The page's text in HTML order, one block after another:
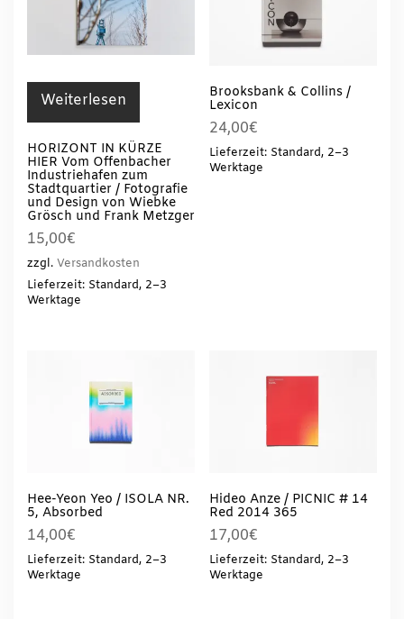
Weiterlesen
HORIZONT IN KÜRZE
HIER Vom Offenbacher
Industriehafen zum
Stadtquartier / Fotografie
und Design von Wiebke
Grösch und Frank Metzger
15,00€
zzgl. Versandkosten
Lieferzeit: Standard, 2–3
Werktage
Brooksbank & Collins /
Lexicon
24,00€
Lieferzeit: Standard, 2–3
Werktage
Hee-Yeon Yeo / ISOLA NR.
5, Absorbed
14,00€
Lieferzeit: Standard, 2–3
Werktage
Hideo Anze / PICNIC # 14
Red 2014 365
17,00€
Lieferzeit: Standard, 2–3
Werktage